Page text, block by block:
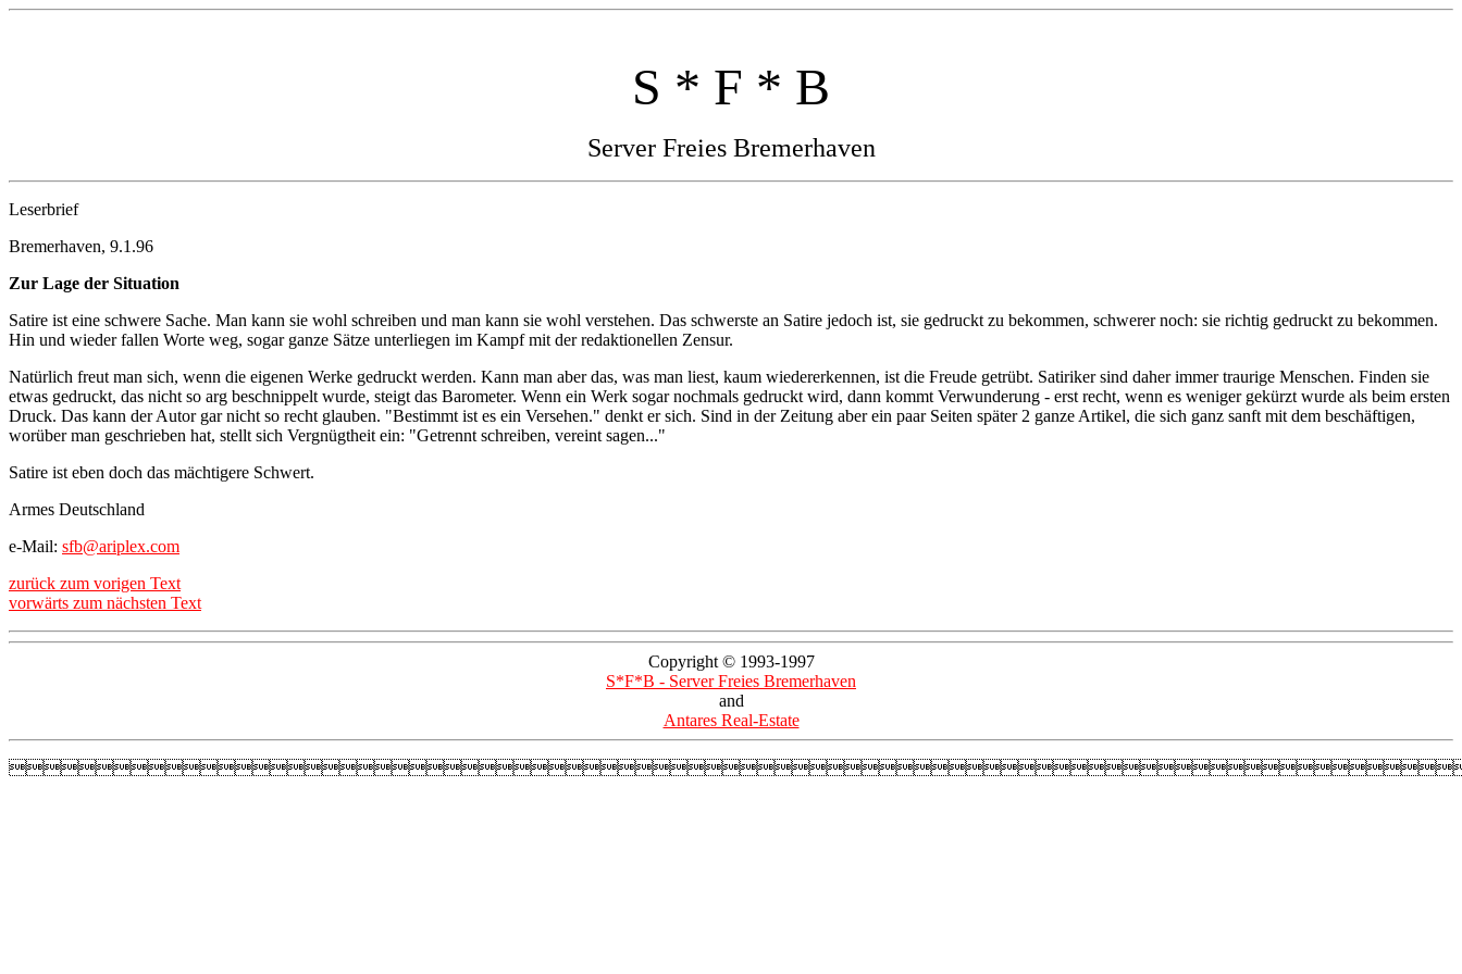
S * F * B
Server Freies Bremerhaven
Leserbrief
Bremerhaven, 9.1.96
Zur Lage der Situation
Satire ist eine schwere Sache. Man kann sie wohl schreiben und man kann sie wohl verstehen. Das schwerste an Satire jedoch ist, sie gedruckt zu bekommen, schwerer noch: sie richtig gedruckt zu bekommen.
Hin und wieder fallen Worte weg, sogar ganze Sätze unterliegen im Kampf mit der redaktionellen Zensur.
Natürlich freut man sich, wenn die eigenen Werke gedruckt werden. Kann man aber das, was man liest, kaum wiedererkennen, ist die Freude getrübt. Satiriker sind daher immer traurige Menschen. Finden sie
etwas gedruckt, das nicht so arg beschnippelt wurde, steigt das Barometer. Wenn ein Werk sogar nochmals gedruckt wird, dann kommt Verwunderung - erst recht, wenn es weniger gekürzt wurde als beim ersten
Druck. Das kann der Autor gar nicht so recht glauben. "Bestimmt ist es ein Versehen." denkt er sich. Sind in der Zeitung aber ein paar Seiten später 2 ganze Artikel, die sich ganz sanft mit dem beschäftigen,
worüber man geschrieben hat, stellt sich Vergnügtheit ein: "Getrennt schreiben, vereint sagen..."
Satire ist eben doch das mächtigere Schwert.
Armes Deutschland
e-Mail: sfb@ariplex.com
zurück zum vorigen Text
vorwärts zum nächsten Text
Copyright © 1993-1997
S*F*B - Server Freies Bremerhaven
and
Antares Real-Estate